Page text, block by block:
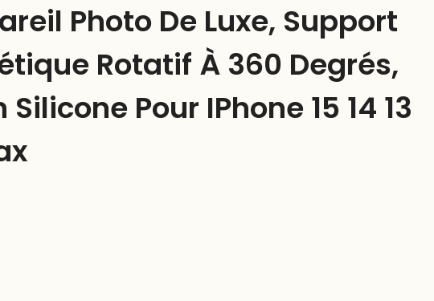
Photo De Luxe, Support
Rotatif À 360 Degrés,
Silicone Pour IPhone 15 14 13